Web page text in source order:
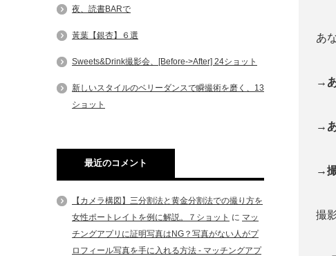
あ
→
→
→
撮
夜、読書BARで
黃葉【銀杏】６選
Sweets&Drink撮影会、[Before->After] 24ショット
新しいスタイルのベリーダンスで瞬撮術を磨く、13
ショット
最近のコメント
【カメラ構図】三分割法と黄金分割法での撮り方を
女性ポートレイトを例に解説。７ショット に マッ
チングアプリに証明写真はNG？写真がない人がプ
ロフィール写真を手に入れる方法 - マッチングアプ